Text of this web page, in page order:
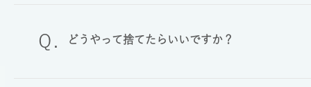
どうやって捨てたらいいですか？